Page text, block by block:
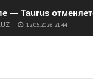
— Taurus
12.05.2026 21:44